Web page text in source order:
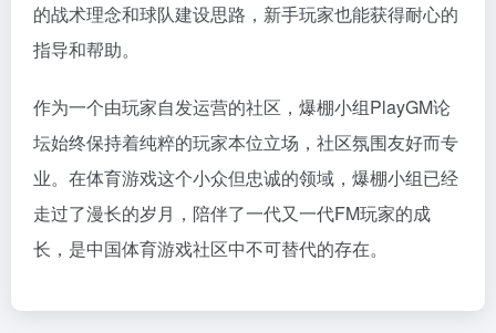
的战术理念和球队建设思路，新手玩家也能获得耐心的
指导和帮助。
作为一个由玩家自发运营的社区，爆棚小组PlayGM论
坛始终保持着纯粹的玩家本位立场，社区氛围友好而专
业。在体育游戏这个小众但忠诚的领域，爆棚小组已经
走过了漫长的岁月，陪伴了一代又一代FM玩家的成
长，是中国体育游戏社区中不可替代的存在。